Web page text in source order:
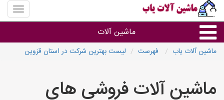
منوی
سایت
آلات
ماشین آلات
سایر گروه ها
ماشین آلات یاب فهرست لیست بهترین شرکت در استان قزوین
ماشین آلات فروشی های